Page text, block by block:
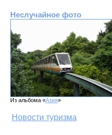
Неслучайное фото
Из альбома «Азия»
Новости туризма